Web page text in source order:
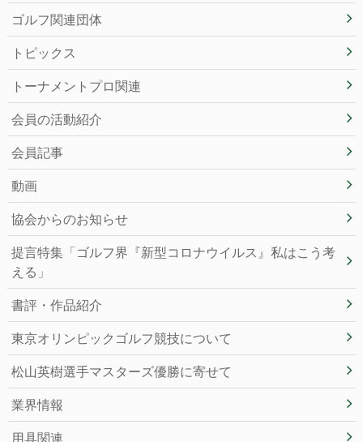
ゴルフ関連団体
トピックス
トーナメントプロ関連
会員の活動紹介
会員記事
動画
協会からのお知らせ
提言特集「ゴルフ界『新型コロナウイルス』私はこう考
える」
書評・作品紹介
東京オリンピックゴルフ競技について
松山英樹選手マスターズ優勝に寄せて
業界情報
用具関連